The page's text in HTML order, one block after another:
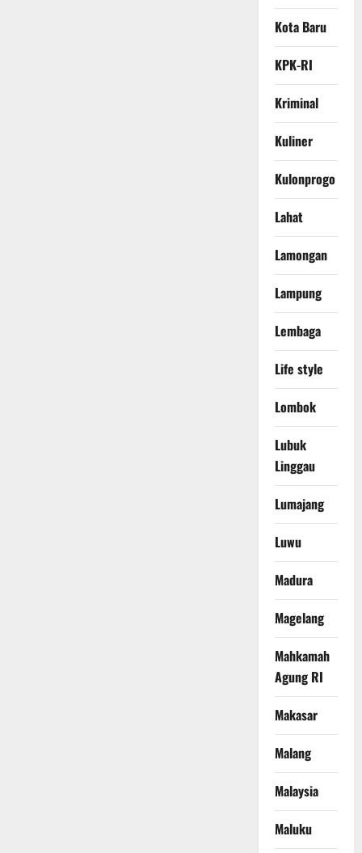
Kota Baru
KPK-RI
Kriminal
Kuliner
Kulonprogo
Lahat
Lamongan
Lampung
Lembaga
Life style
Lombok
Lubuk
Linggau
Lumajang
Luwu
Madura
Magelang
Mahkamah
Agung RI
Makasar
Malang
Malaysia
Maluku